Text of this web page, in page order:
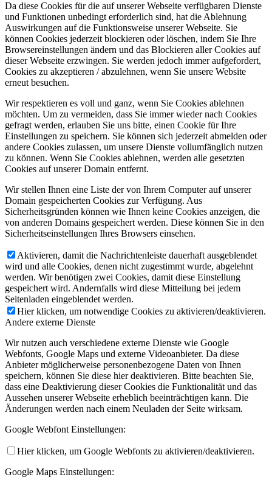
Da diese Cookies für die auf unserer Webseite verfügbaren Dienste
und Funktionen unbedingt erforderlich sind, hat die Ablehnung
Auswirkungen auf die Funktionsweise unserer Webseite. Sie
können Cookies jederzeit blockieren oder löschen, indem Sie Ihre
Browsereinstellungen ändern und das Blockieren aller Cookies auf
dieser Webseite erzwingen. Sie werden jedoch immer aufgefordert,
Cookies zu akzeptieren / abzulehnen, wenn Sie unsere Website
erneut besuchen.
Wir respektieren es voll und ganz, wenn Sie Cookies ablehnen
möchten. Um zu vermeiden, dass Sie immer wieder nach Cookies
gefragt werden, erlauben Sie uns bitte, einen Cookie für Ihre
Einstellungen zu speichern. Sie können sich jederzeit abmelden oder
andere Cookies zulassen, um unsere Dienste vollumfänglich nutzen
zu können. Wenn Sie Cookies ablehnen, werden alle gesetzten
Cookies auf unserer Domain entfernt.
Wir stellen Ihnen eine Liste der von Ihrem Computer auf unserer
Domain gespeicherten Cookies zur Verfügung. Aus
Sicherheitsgründen können wie Ihnen keine Cookies anzeigen, die
von anderen Domains gespeichert werden. Diese können Sie in den
Sicherheitseinstellungen Ihres Browsers einsehen.
Aktivieren, damit die Nachrichtenleiste dauerhaft ausgeblendet
wird und alle Cookies, denen nicht zugestimmt wurde, abgelehnt
werden. Wir benötigen zwei Cookies, damit diese Einstellung
gespeichert wird. Andernfalls wird diese Mitteilung bei jedem
Seitenladen eingeblendet werden.
Hier klicken, um notwendige Cookies zu aktivieren/deaktivieren.
Andere externe Dienste
Wir nutzen auch verschiedene externe Dienste wie Google
Webfonts, Google Maps und externe Videoanbieter. Da diese
Anbieter möglicherweise personenbezogene Daten von Ihnen
speichern, können Sie diese hier deaktivieren. Bitte beachten Sie,
dass eine Deaktivierung dieser Cookies die Funktionalität und das
Aussehen unserer Webseite erheblich beeinträchtigen kann. Die
Änderungen werden nach einem Neuladen der Seite wirksam.
Google Webfont Einstellungen:
Hier klicken, um Google Webfonts zu aktivieren/deaktivieren.
Google Maps Einstellungen: